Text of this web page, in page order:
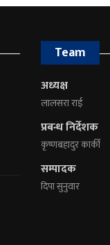
Team
अध्यक्ष
लालसरा राई
प्रबन्ध निर्देशक
कृष्णबहादुर कार्की
सम्पादक
दिपा सुनुवार